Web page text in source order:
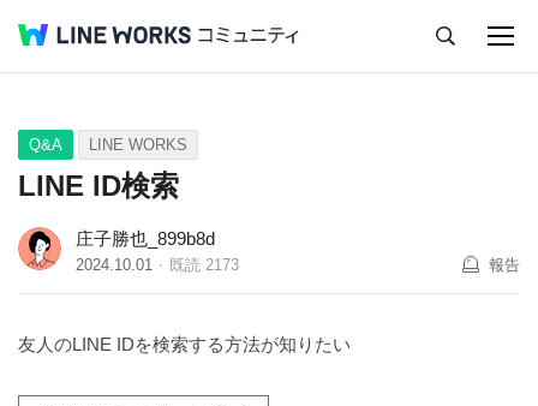
Q&A Tips Ideas
Q&A LINE WORKS
LINE ID検索
庄子勝也_899b8d
2024.10.01 既読 2173 報告
友人のLINE IDを検索する方法が知りたい